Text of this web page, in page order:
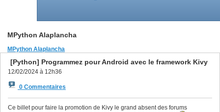
MPython Alaplancha
MPython Alaplancha
[Python] Programmez pour Android avec le framework Kivy
12/02/2024 à 12h36
0 Commentaires
Ce billet pour faire la promotion de Kivy le grand absent des forums